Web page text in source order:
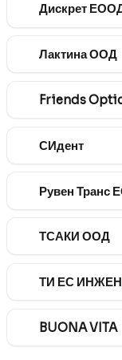
Дискрет
Лактина ООД
Friends
СИдент
Рувен Транс
ТСАКИ ООД
ТИ ЕС
BUONA VITA